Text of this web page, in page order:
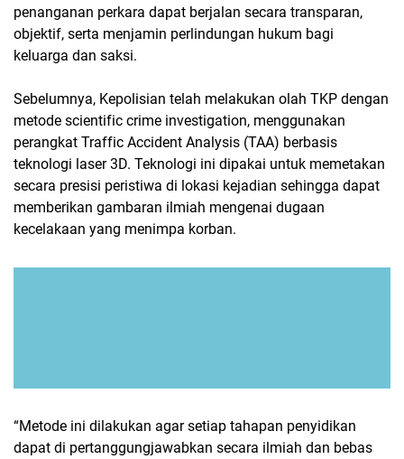
penanganan perkara dapat berjalan secara transparan,
objektif, serta menjamin perlindungan hukum bagi
keluarga dan saksi.
Sebelumnya, Kepolisian telah melakukan olah TKP dengan
metode scientific crime investigation, menggunakan
perangkat Traffic Accident Analysis (TAA) berbasis
teknologi laser 3D. Teknologi ini dipakai untuk memetakan
secara presisi peristiwa di lokasi kejadian sehingga dapat
memberikan gambaran ilmiah mengenai dugaan
kecelakaan yang menimpa korban.
“Metode ini dilakukan agar setiap tahapan penyidikan
dapat di pertanggungjawabkan secara ilmiah dan bebas